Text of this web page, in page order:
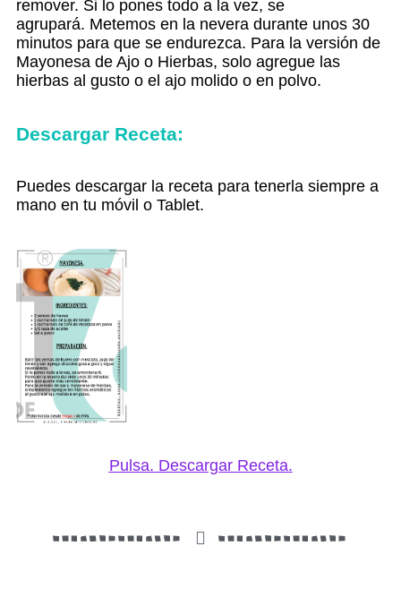
remover. Si lo pones todo a la vez, se
agrupará. Metemos en la nevera durante unos 30
minutos para que se endurezca. Para la versión de
Mayonesa de Ajo o Hierbas, solo agregue las
hierbas al gusto o el ajo molido o en polvo.
Descargar Receta:
Puedes descargar la receta para tenerla siempre a
mano en tu móvil o Tablet.
Pulsa. Descargar Receta.